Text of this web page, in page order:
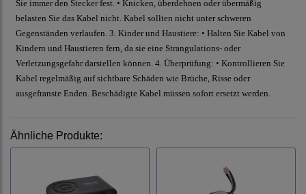
Sie immer den Stecker fest. • Knicken, überdehnen oder übermäßig
belasten Sie das Kabel nicht. Kabel sollten nicht unter schweren
Gegenständen verlaufen. 3. Kinder und Haustiere: • Halten Sie Kabel von
Kindern und Haustieren fern, da sie eine Strangulations- oder
Verletzungsgefahr darstellen können. 4. Überprüfung: • Kontrollieren Sie
Kabel regelmäßig auf sichtbare Schäden wie Brüche, Risse oder
ausgefranste Enden. Beschädigte Kabel müssen sofort ersetzt werden.
Ähnliche Produkte: